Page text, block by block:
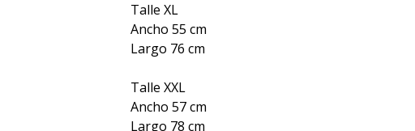
Talle XL
Ancho 55 cm
Largo 76 cm
Talle XXL
Ancho 57 cm
Largo 78 cm